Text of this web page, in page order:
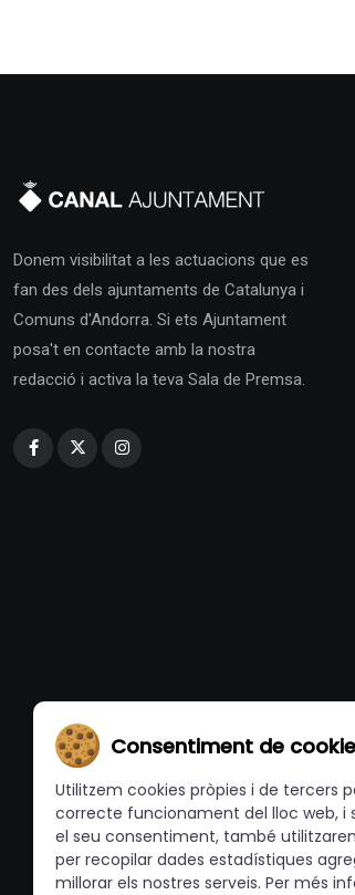
Donem visibilitat a les actuacions que es
fan des dels ajuntaments de Catalunya i
Comuns d'Andorra. Si ets Ajuntament
posa't en contacte amb la nostra
redacció i activa la teva Sala de Premsa.
Consentiment de
Utilitzem cookies pròpies i de tercers
correcte funcionament del lloc web, i
el seu consentiment, també
per recopilar dades estadístiques
millorar els nostres serveis. Per més